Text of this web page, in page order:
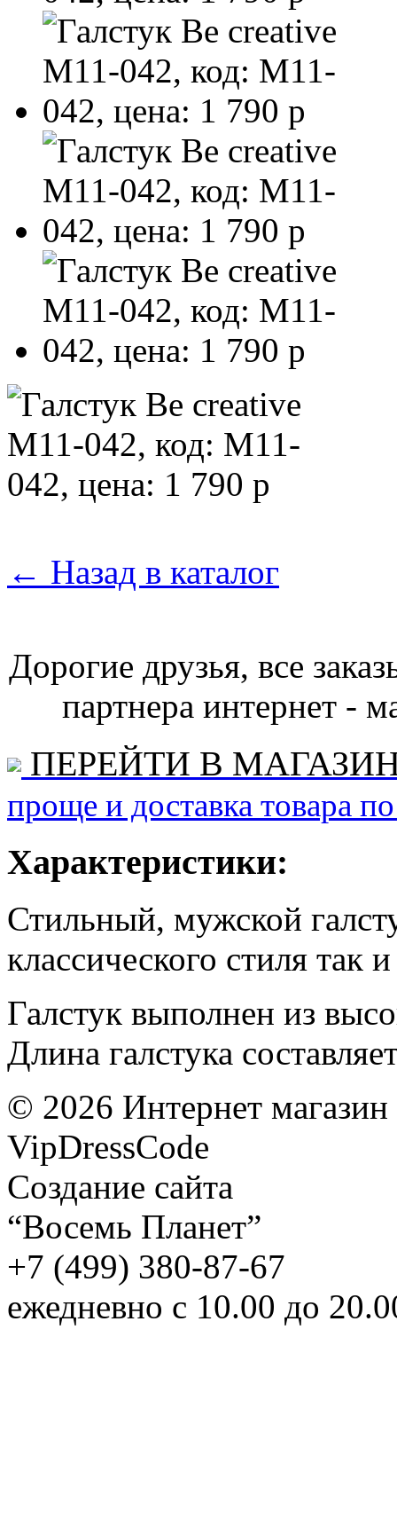
← Назад в каталог
Дорогие друзья, все
партнера интернет -
ПЕРЕЙТИ В
проще и доставка товара
Характеристики:
Стильный, мужской
классического стиля так
Галстук выполнен из
Длина галстука
© 2026 Интернет магазин
VipDressCode
Создание сайта
“Восемь Планет”
+7 (499) 380-87-67
ежедневно с 10.00 до